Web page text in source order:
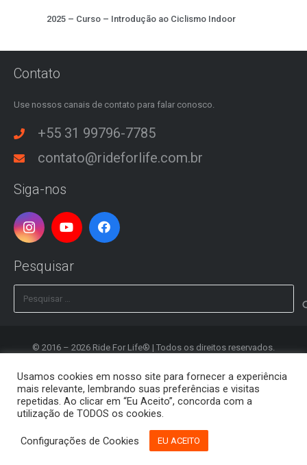
2025 – Curso – Introdução ao Ciclismo Indoor
Contato
Use nossos canais de contato para falar conosco.
+55 31 99796-7785
contato@rideforlife.com.br
Siga-nos
Pesquisar
© 2016 – 2026 Ride For Life® | Todos os direitos reservados.
Política de Privacidade
Registrar
Usamos cookies em nosso site para fornecer a experiência
mais relevante, lembrando suas preferências e visitas
repetidas. Ao clicar em “Eu Aceito”, concorda com a
utilização de TODOS os cookies.
Configurações de Cookies EU ACEITO